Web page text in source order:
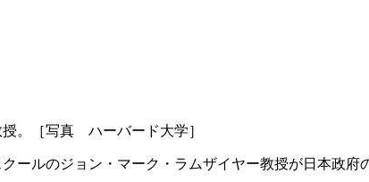
。［写真 ハーバード大学］
ールのジョン・マーク・ラムザイヤー教授が日本政府